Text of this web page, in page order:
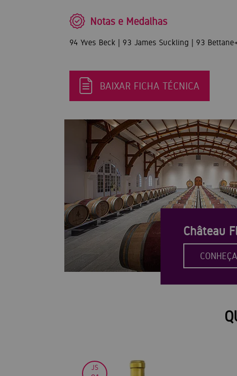
Notas e Medalhas
94 Yves Beck | 93 James Suckling | 93
BAIXAR FICHA TÉCNICA
Château
JS